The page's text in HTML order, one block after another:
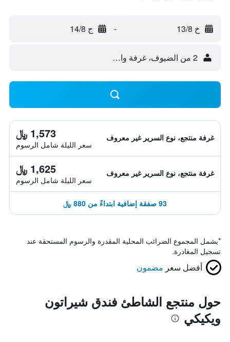
خ 13/8 - ج 14/8
2 من الضيوف، غرفة واحدة
غرفة منتجع، نوع السرير غير معروف 1,573 ﷼
سعر الليلة شامل الرسوم
غرفة منتجع، نوع السرير غير معروف 1,625 ﷼
سعر الليلة شامل الرسوم
93 صفقة إضافية ابتداءً من 880 ﷼
*يشمل المجموع الضرائب المحلية المقدرة والرسوم المستحقة عند
تسجيل المغادرة.
أفضل سعر مضمون
حول منتجع الشاطئ فندق شيراتون
ويكيكي